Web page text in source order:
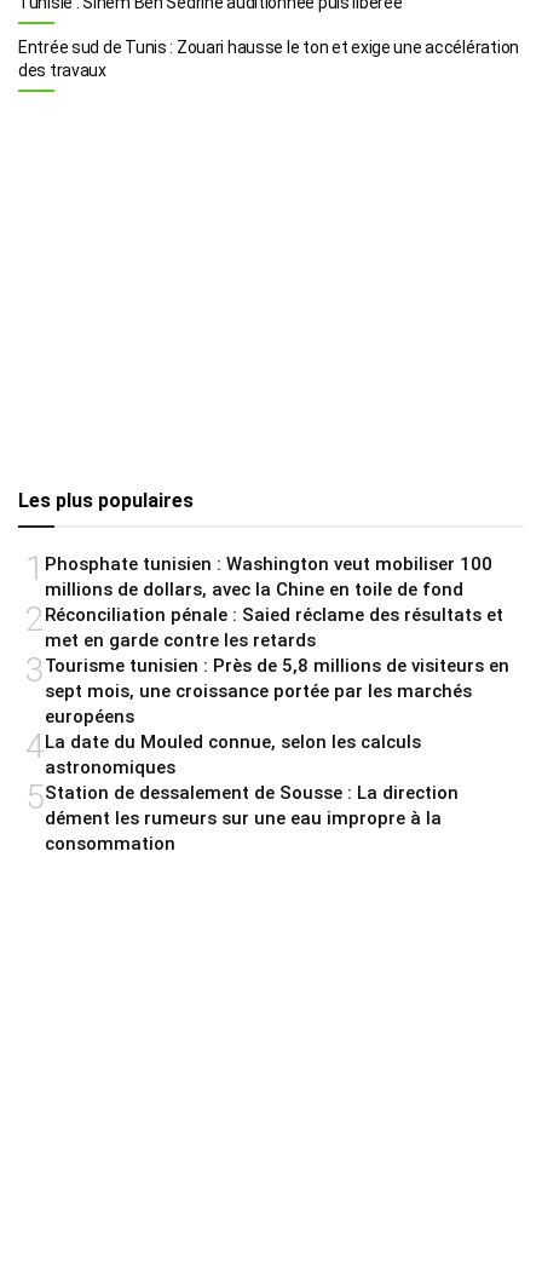
Entrée sud de Tunis : Zouari hausse le ton et exige une accélération
des travaux
Les plus populaires
1 Phosphate tunisien : Washington veut mobiliser 100
millions de dollars, avec la Chine en toile de fond
2Réconciliation pénale : Saied réclame des résultats et
met en garde contre les retards
3Tourisme tunisien : Près de 5,8 millions de visiteurs en
sept mois, une croissance portée par les marchés
européens
4La date du Mouled connue, selon les calculs
astronomiques
5Station de dessalement de Sousse : La direction
dément les rumeurs sur une eau impropre à la
consommation